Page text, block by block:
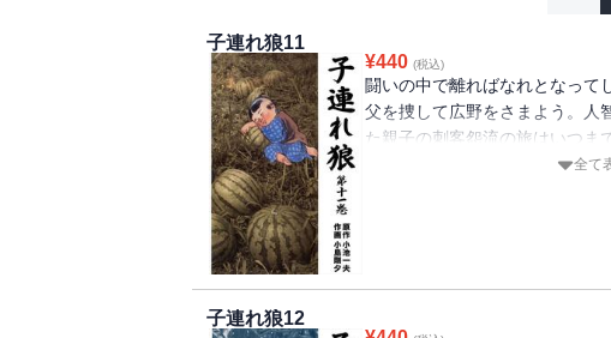
子連れ狼11
¥440 (税込)
闘いの中で離ればなれとなって
父を捜して広野をさまよう。人
た親子の刺客怨流の旅はいつま
か「十三絃」「詩なるかな屍地
全て
子連れ狼12